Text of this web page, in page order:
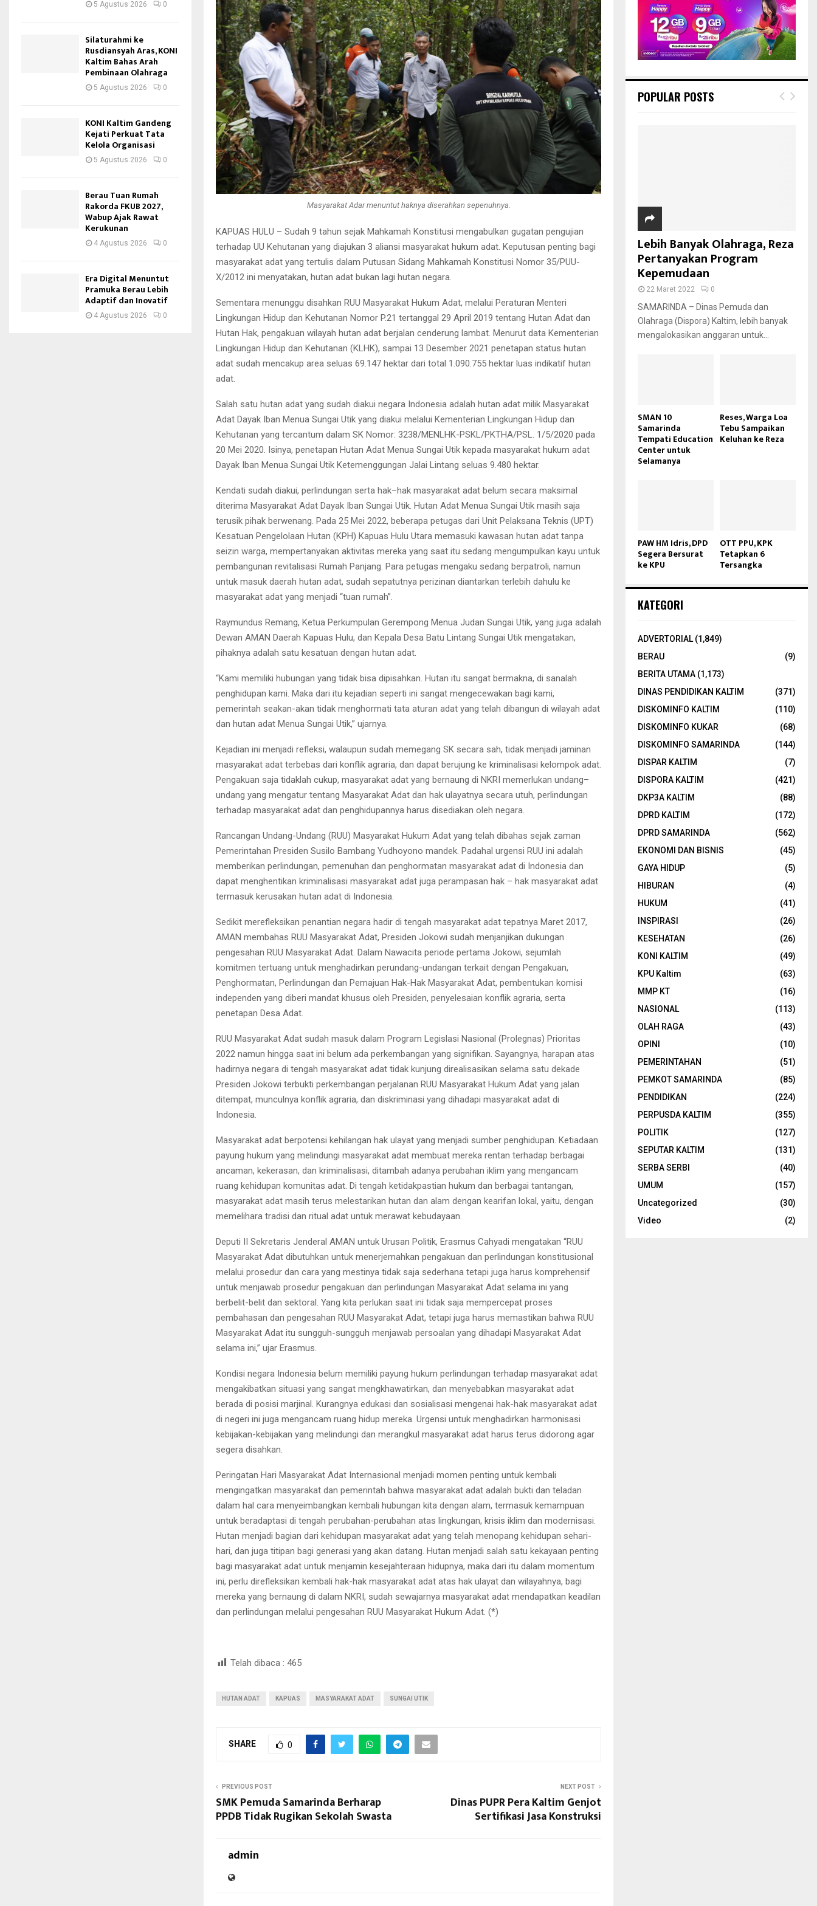
Masyarakat Adar menuntut haknya diserahkan sepenuhnya.
KAPUAS HULU – Sudah 9 tahun sejak Mahkamah Konstitusi mengabulkan gugatan pengujian
terhadap UU Kehutanan yang diajukan 3 aliansi masyarakat hukum adat. Keputusan penting bagi
masyarakat adat yang tertulis dalam Putusan Sidang Mahkamah Konstitusi Nomor 35/PUU-
X/2012 ini menyatakan, hutan adat bukan lagi hutan negara.
Sementara menunggu disahkan RUU Masyarakat Hukum Adat, melalui Peraturan Menteri
Lingkungan Hidup dan Kehutanan Nomor P.21 tertanggal 29 April 2019 tentang Hutan Adat dan
Hutan Hak, pengakuan wilayah hutan adat berjalan cenderung lambat. Menurut data Kementerian
Lingkungan Hidup dan Kehutanan (KLHK), sampai 13 Desember 2021 penetapan status hutan
adat sudah mencakup area seluas 69.147 hektar dari total 1.090.755 hektar luas indikatif hutan
adat.
Salah satu hutan adat yang sudah diakui negara Indonesia adalah hutan adat milik Masyarakat
Adat Dayak Iban Menua Sungai Utik yang diakui melalui Kementerian Lingkungan Hidup dan
Kehutanan yang tercantum dalam SK Nomor: 3238/MENLHK-PSKL/PKTHA/PSL. 1/5/2020 pada
20 Mei 2020. Isinya, penetapan Hutan Adat Menua Sungai Utik kepada masyarakat hukum adat
Dayak Iban Menua Sungai Utik Ketemenggungan Jalai Lintang seluas 9.480 hektar.
Kendati sudah diakui, perlindungan serta hak–hak masyarakat adat belum secara maksimal
diterima Masyarakat Adat Dayak Iban Sungai Utik. Hutan Adat Menua Sungai Utik masih saja
terusik pihak berwenang. Pada 25 Mei 2022, beberapa petugas dari Unit Pelaksana Teknis (UPT)
Kesatuan Pengelolaan Hutan (KPH) Kapuas Hulu Utara memasuki kawasan hutan adat tanpa
seizin warga, mempertanyakan aktivitas mereka yang saat itu sedang mengumpulkan kayu untuk
pembangunan revitalisasi Rumah Panjang. Para petugas mengaku sedang berpatroli, namun
untuk masuk daerah hutan adat, sudah sepatutnya perizinan diantarkan terlebih dahulu ke
masyarakat adat yang menjadi “tuan rumah”.
Raymundus Remang, Ketua Perkumpulan Gerempong Menua Judan Sungai Utik, yang juga adalah
Dewan AMAN Daerah Kapuas Hulu, dan Kepala Desa Batu Lintang Sungai Utik mengatakan,
pihaknya adalah satu kesatuan dengan hutan adat.
“Kami memiliki hubungan yang tidak bisa dipisahkan. Hutan itu sangat bermakna, di sanalah
penghidupan kami. Maka dari itu kejadian seperti ini sangat mengecewakan bagi kami,
pemerintah seakan-akan tidak menghormati tata aturan adat yang telah dibangun di wilayah adat
dan hutan adat Menua Sungai Utik,” ujarnya.
Kejadian ini menjadi refleksi, walaupun sudah memegang SK secara sah, tidak menjadi jaminan
masyarakat adat terbebas dari konflik agraria, dan dapat berujung ke kriminalisasi kelompok adat.
Pengakuan saja tidaklah cukup, masyarakat adat yang bernaung di NKRI memerlukan undang–
undang yang mengatur tentang Masyarakat Adat dan hak ulayatnya secara utuh, perlindungan
terhadap masyarakat adat dan penghidupannya harus disediakan oleh negara.
Rancangan Undang-Undang (RUU) Masyarakat Hukum Adat yang telah dibahas sejak zaman
Pemerintahan Presiden Susilo Bambang Yudhoyono mandek. Padahal urgensi RUU ini adalah
memberikan perlindungan, pemenuhan dan penghormatan masyarakat adat di Indonesia dan
dapat menghentikan kriminalisasi masyarakat adat juga perampasan hak – hak masyarakat adat
termasuk kerusakan hutan adat di Indonesia.
Sedikit merefleksikan penantian negara hadir di tengah masyarakat adat tepatnya Maret 2017,
AMAN membahas RUU Masyarakat Adat, Presiden Jokowi sudah menjanjikan dukungan
pengesahan RUU Masyarakat Adat. Dalam Nawacita periode pertama Jokowi, sejumlah
komitmen tertuang untuk menghadirkan perundang-undangan terkait dengan Pengakuan,
Penghormatan, Perlindungan dan Pemajuan Hak-Hak Masyarakat Adat, pembentukan komisi
independen yang diberi mandat khusus oleh Presiden, penyelesaian konflik agraria, serta
penetapan Desa Adat.
RUU Masyarakat Adat sudah masuk dalam Program Legislasi Nasional (Prolegnas) Prioritas
2022 namun hingga saat ini belum ada perkembangan yang signifikan. Sayangnya, harapan atas
hadirnya negara di tengah masyarakat adat tidak kunjung direalisasikan selama satu dekade
Presiden Jokowi terbukti perkembangan perjalanan RUU Masyarakat Hukum Adat yang jalan
ditempat, munculnya konflik agraria, dan diskriminasi yang dihadapi masyarakat adat di
Indonesia.
Masyarakat adat berpotensi kehilangan hak ulayat yang menjadi sumber penghidupan. Ketiadaan
payung hukum yang melindungi masyarakat adat membuat mereka rentan terhadap berbagai
ancaman, kekerasan, dan kriminalisasi, ditambah adanya perubahan iklim yang mengancam
ruang kehidupan komunitas adat. Di tengah ketidakpastian hukum dan berbagai tantangan,
masyarakat adat masih terus melestarikan hutan dan alam dengan kearifan lokal, yaitu, dengan
memelihara tradisi dan ritual adat untuk merawat kebudayaan.
Deputi II Sekretaris Jenderal AMAN untuk Urusan Politik, Erasmus Cahyadi mengatakan “RUU
Masyarakat Adat dibutuhkan untuk menerjemahkan pengakuan dan perlindungan konstitusional
melalui prosedur dan cara yang mestinya tidak saja sederhana tetapi juga harus komprehensif
untuk menjawab prosedur pengakuan dan perlindungan Masyarakat Adat selama ini yang
berbelit-belit dan sektoral. Yang kita perlukan saat ini tidak saja mempercepat proses
pembahasan dan pengesahan RUU Masyarakat Adat, tetapi juga harus memastikan bahwa RUU
Masyarakat Adat itu sungguh-sungguh menjawab persoalan yang dihadapi Masyarakat Adat
selama ini,” ujar Erasmus.
Kondisi negara Indonesia belum memiliki payung hukum perlindungan terhadap masyarakat adat
mengakibatkan situasi yang sangat mengkhawatirkan, dan menyebabkan masyarakat adat
berada di posisi marjinal. Kurangnya edukasi dan sosialisasi mengenai hak-hak masyarakat adat
di negeri ini juga mengancam ruang hidup mereka. Urgensi untuk menghadirkan harmonisasi
kebijakan-kebijakan yang melindungi dan merangkul masyarakat adat harus terus didorong agar
segera disahkan.
Peringatan Hari Masyarakat Adat Internasional menjadi momen penting untuk kembali
mengingatkan masyarakat dan pemerintah bahwa masyarakat adat adalah bukti dan teladan
dalam hal cara menyeimbangkan kembali hubungan kita dengan alam, termasuk kemampuan
untuk beradaptasi di tengah perubahan-perubahan atas lingkungan, krisis iklim dan modernisasi.
Hutan menjadi bagian dari kehidupan masyarakat adat yang telah menopang kehidupan sehari-
hari, dan juga titipan bagi generasi yang akan datang. Hutan menjadi salah satu kekayaan penting
bagi masyarakat adat untuk menjamin kesejahteraan hidupnya, maka dari itu dalam momentum
ini, perlu direfleksikan kembali hak-hak masyarakat adat atas hak ulayat dan wilayahnya, bagi
mereka yang bernaung di dalam NKRI, sudah sewajarnya masyarakat adat mendapatkan keadilan
dan perlindungan melalui pengesahan RUU Masyarakat Hukum Adat. (*)
Telah dibaca : 465
HUTAN ADAT KAPUAS MASYARAKAT ADAT SUNGAI UTIK
SHARE 0
PREVIOUS POST
SMK Pemuda Samarinda Berharap
PPDB Tidak Rugikan Sekolah Swasta
NEXT POST
Dinas PUPR Pera Kaltim Genjot
Sertifikasi Jasa Konstruksi
admin
5 Agustus 2026 0
Silaturahmi ke
Rusdiansyah Aras, KONI
Kaltim Bahas Arah
Pembinaan Olahraga
5 Agustus 2026 0
KONI Kaltim Gandeng
Kejati Perkuat Tata
Kelola Organisasi
5 Agustus 2026 0
Berau Tuan Rumah
Rakorda FKUB 2027,
Wabup Ajak Rawat
Kerukunan
4 Agustus 2026 0
Era Digital Menuntut
Pramuka Berau Lebih
Adaptif dan Inovatif
4 Agustus 2026 0
POPULAR POSTS
Lebih Banyak Olahraga, Reza
Pertanyakan Program
Kepemudaan
22 Maret 2022 0
SAMARINDA – Dinas Pemuda dan
Olahraga (Dispora) Kaltim, lebih banyak
mengalokasikan anggaran untuk...
SMAN 10
Samarinda
Tempati Education
Center untuk
Selamanya
Reses, Warga Loa
Tebu Sampaikan
Keluhan ke Reza
PAW HM Idris, DPD
Segera Bersurat
ke KPU
OTT PPU, KPK
Tetapkan 6
Tersangka
KATEGORI
ADVERTORIAL(1,849)
BERAU
(9)
BERITA UTAMA (1,173)
DINAS PENDIDIKAN KALTIM
(371)
DISKOMINFO KALTIM
(110)
DISKOMINFO KUKAR
(68)
DISKOMINFO SAMARINDA
(144)
DISPAR KALTIM
(7)
DISPORA KALTIM
(421)
DKP3A KALTIM
(88)
DPRD KALTIM
(172)
DPRD SAMARINDA
(562)
EKONOMI DAN BISNIS
(45)
GAYA HIDUP
(5)
HIBURAN
(4)
HUKUM
(41)
INSPIRASI
(26)
KESEHATAN
(26)
KONI KALTIM
(49)
KPU Kaltim
(63)
MMP KT
(16)
NASIONAL
(113)
OLAH RAGA
(43)
OPINI
(10)
PEMERINTAHAN
(51)
PEMKOT SAMARINDA
(85)
PENDIDIKAN
(224)
PERPUSDA KALTIM
(355)
POLITIK
(127)
SEPUTAR KALTIM
(131)
SERBA SERBI
(40)
UMUM
(157)
Uncategorized
(30)
Video
(2)